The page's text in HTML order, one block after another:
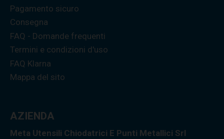
Pagamento sicuro
Consegna
FAQ - Domande frequenti
Termini e condizioni d'uso
FAQ Klarna
Mappa del sito
AZIENDA
Meta Utensili Chiodatrici E Punti Metallici Srl